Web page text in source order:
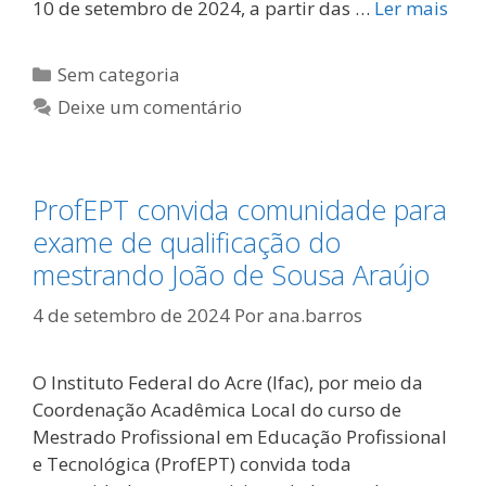
10 de setembro de 2024, a partir das … Ler mais
Categorias
Sem categoria
Deixe um comentário
ProfEPT convida comunidade para
exame de qualificação do
mestrando João de Sousa Araújo
4 de setembro de 2024 Porana.barros
O Instituto Federal do Acre (Ifac), por meio da
Coordenação Acadêmica Local do curso de
Mestrado Profissional em Educação Profissional
e Tecnológica (ProfEPT) convida toda